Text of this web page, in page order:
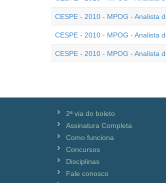
CESPE - 2010 - MPOG - Analista
CESPE - 2010 - MPOG - Analista
CESPE - 2010 - MPOG - Analista
2ª via do boleto
Assinatura Completa
Como funciona
Concursos
Disciplinas
Fale conosco